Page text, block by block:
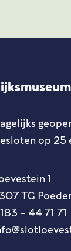
op 25
1
TG
– 44 71 71